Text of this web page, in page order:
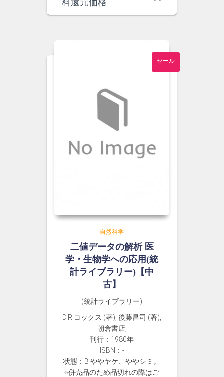
セール
自然科学
二値データの解析 医
学・生物学への応用(統
計ライブラリー)【中
古】
(統計ライブラリー)
D.R.コックス (著), 後藤昌司 (著),
朝倉書店,
刊行：1980年
ISBN：-
状態：B ややヤケ、ややシミ。
※併売品のため品切れの際はご